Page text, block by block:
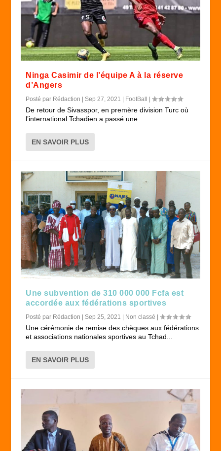
Ninga Casimir de l’équipe A à la réserve
d’Angers
Posté par Rédaction |Sep 27, 2021 FootBall |
De retour de Sivasspor, en premère division Turc où
l’international Tchadien a passé une...
EN SAVOIR PLUS
Une subvention de 310 000 000 Fcfa est
accordée aux fédérations sportives
Posté par Rédaction |Sep 25, 2021 Non classé |
Une cérémonie de remise des chèques aux fédérations
et associations nationales sportives au Tchad...
EN SAVOIR PLUS